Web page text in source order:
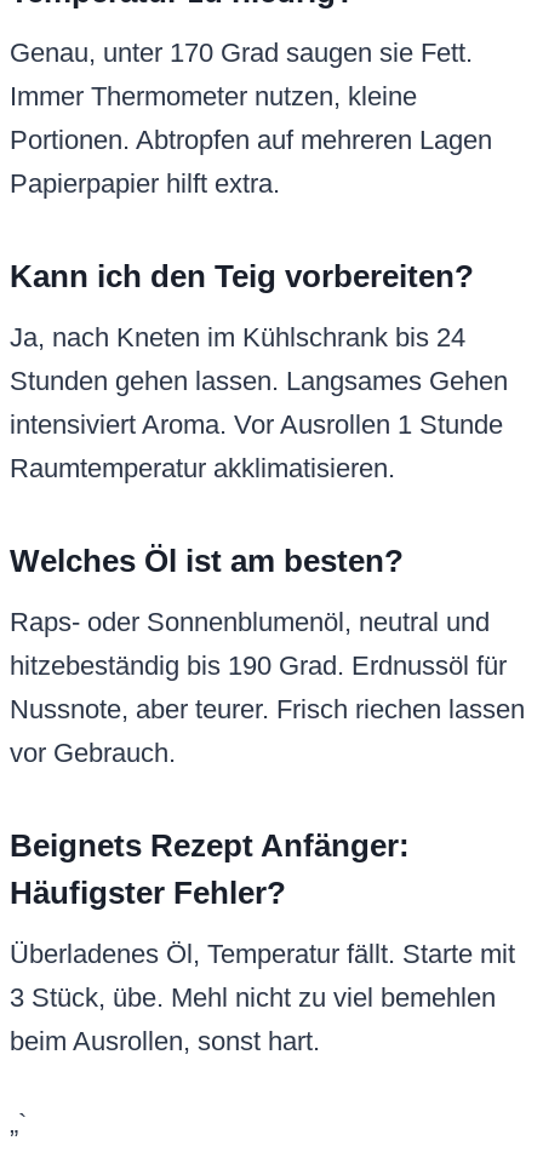
Genau, unter 170 Grad saugen sie Fett.
Immer Thermometer nutzen, kleine
Portionen. Abtropfen auf mehreren Lagen
Papierpapier hilft extra.
Kann ich den Teig vorbereiten?
Ja, nach Kneten im Kühlschrank bis 24
Stunden gehen lassen. Langsames Gehen
intensiviert Aroma. Vor Ausrollen 1 Stunde
Raumtemperatur akklimatisieren.
Welches Öl ist am besten?
Raps- oder Sonnenblumenöl, neutral und
hitzebeständig bis 190 Grad. Erdnussöl für
Nussnote, aber teurer. Frisch riechen lassen
vor Gebrauch.
Beignets Rezept Anfänger:
Häufigster Fehler?
Überladenes Öl, Temperatur fällt. Starte mit
3 Stück, übe. Mehl nicht zu viel bemehlen
beim Ausrollen, sonst hart.
„`